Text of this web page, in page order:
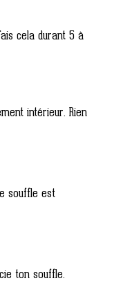
cela durant 5 à
intérieur. Rien
souffle est
ton souffle.